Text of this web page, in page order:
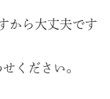
から大丈夫です
ください。